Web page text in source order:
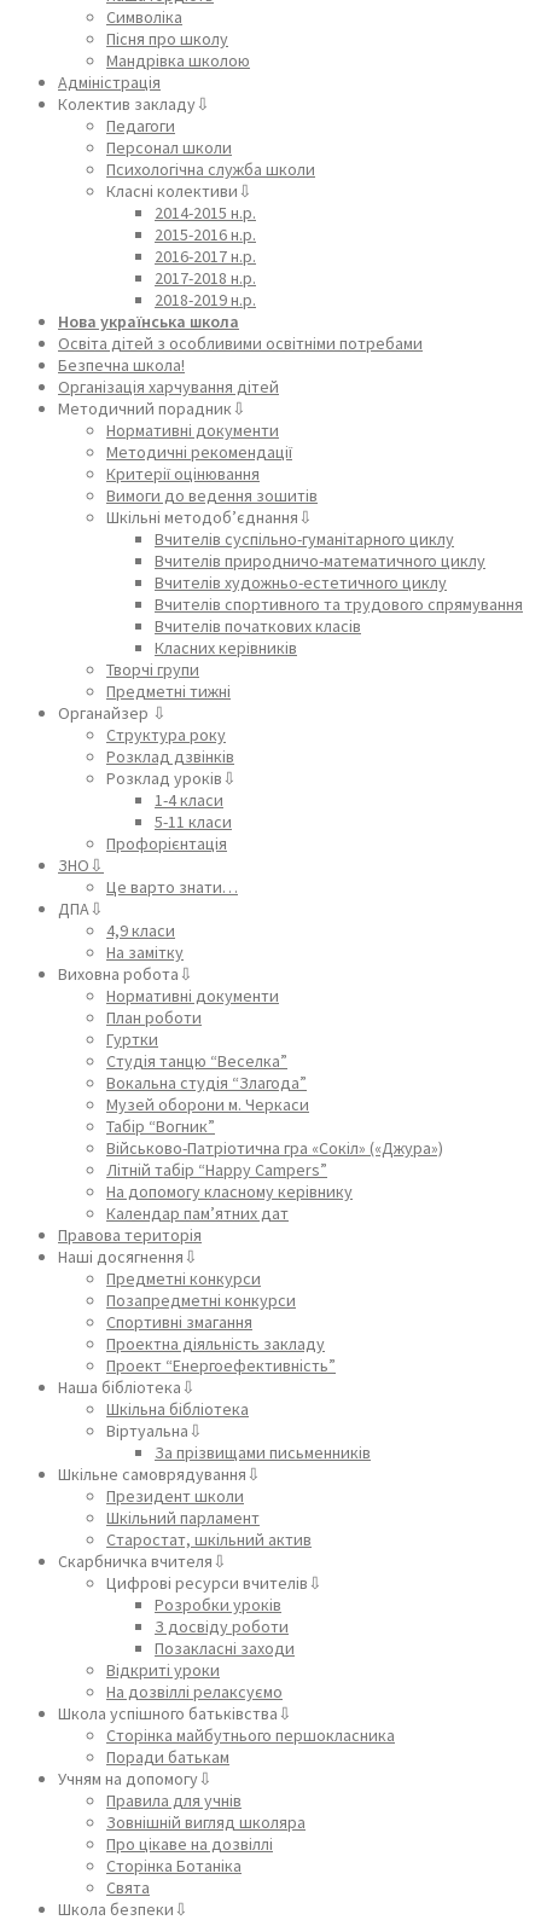
Символіка
Пісня про школу
Мандрівка школою
Адміністрація
Колектив закладу⇩
Педагоги
Персонал школи
Психологічна служба школи
Класні колективи⇩
2014-2015 н.р.
2015-2016 н.р.
2016-2017 н.р.
2017-2018 н.р.
2018-2019 н.р.
Нова українська школа
Освіта дітей з особливими освітніми потребами
Безпечна школа!
Організація харчування дітей
Методичний порадник⇩
Нормативні документи
Методичні рекомендації
Критерії оцінювання
Вимоги до ведення зошитів
Шкільні методоб’єднання⇩
Вчителів суспільно-гуманітарного циклу
Вчителів природничо-математичного циклу
Вчителів художньо-естетичного циклу
Вчителів спортивного та трудового спрямування
Вчителів початкових класів
Класних керівників
Творчі групи
Предметні тижні
Органайзер ⇩
Структура року
Розклад дзвінків
Розклад уроків⇩
1-4 класи
5-11 класи
Профорієнтація
ЗНО⇩
Це варто знати…
ДПА⇩
4,9 класи
На замітку
Виховна робота⇩
Нормативні документи
План роботи
Гуртки
Студія танцю “Веселка”
Вокальна студія “Злагода”
Музей оборони м. Черкаси
Табір “Вогник”
Військово-Патріотична гра «Сокіл» («Джура»)
Літній табір “Happy Campers”
На допомогу класному керівнику
Календар пам’ятних дат
Правова територія
Наші досягнення⇩
Предметні конкурси
Позапредметні конкурси
Спортивні змагання
Проектна діяльність закладу
Проект “Енергоефективність”
Наша бібліотека⇩
Шкільна бібліотека
Віртуальна⇩
За прізвищами письменників
Шкільне самоврядування⇩
Президент школи
Шкільний парламент
Старостат, шкільний актив
Скарбничка вчителя⇩
Цифрові ресурси вчителів⇩
Розробки уроків
З досвіду роботи
Позакласні заходи
Відкриті уроки
На дозвіллі релаксуємо
Школа успішного батьківства⇩
Сторінка майбутнього першокласника
Поради батькам
Учням на допомогу⇩
Правила для учнів
Зовнішній вигляд школяра
Про цікаве на дозвіллі
Сторінка Ботаніка
Свята
Школа безпеки⇩